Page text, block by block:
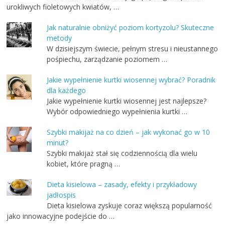
urokliwych fioletowych kwiatów, …
Jak naturalnie obniżyć poziom kortyzolu? Skuteczne
metody
W dzisiejszym świecie, pełnym stresu i nieustannego
pośpiechu, zarządzanie poziomem …
Jakie wypełnienie kurtki wiosennej wybrać? Poradnik
dla każdego
Jakie wypełnienie kurtki wiosennej jest najlepsze?
Wybór odpowiedniego wypełnienia kurtki …
Szybki makijaż na co dzień – jak wykonać go w 10
minut?
Szybki makijaż stał się codziennością dla wielu
kobiet, które pragną …
Dieta kisielowa – zasady, efekty i przykładowy
jadłospis
Dieta kisielowa zyskuje coraz większą popularność
jako innowacyjne podejście do …